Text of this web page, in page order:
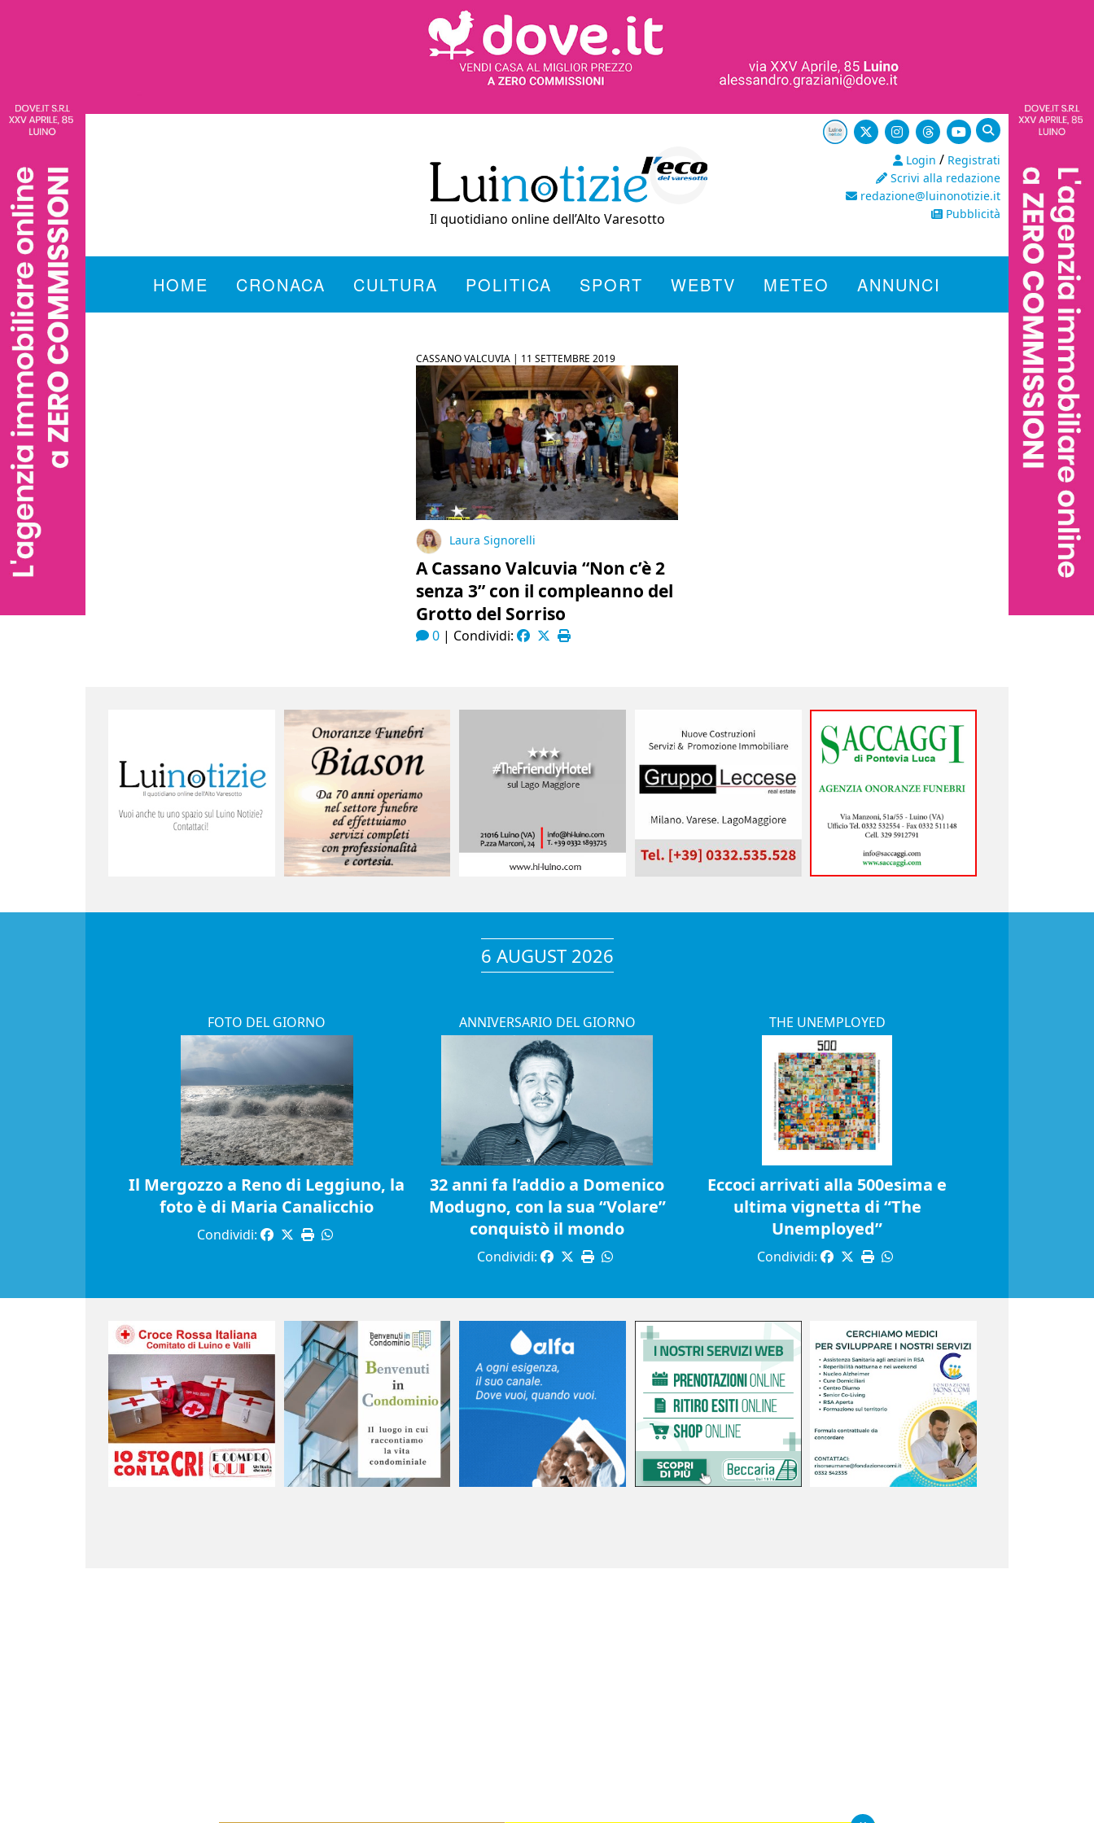
Il quotidiano online dell’Alto Varesotto
Login / Registrati
Scrivi alla redazione
redazione@luinonotizie.it
Pubblicità
HOME CRONACA CULTURA POLITICA SPORT WEBTV METEO ANNUNCI
CASSANO VALCUVIA | 11 SETTEMBRE 2019
Laura Signorelli
A Cassano Valcuvia “Non c’è 2
senza 3” con il compleanno del
Grotto del Sorriso
0 | Condividi:
6 AUGUST 2026
FOTO DEL GIORNO
Il Mergozzo a Reno di Leggiuno, la
foto è di Maria Canalicchio
Condividi:
ANNIVERSARIO DEL GIORNO
32 anni fa l’addio a Domenico
Modugno, con la sua “Volare”
conquistò il mondo
Condividi:
THE UNEMPLOYED
Eccoci arrivati alla 500esima e
ultima vignetta di “The
Unemployed”
Condividi: